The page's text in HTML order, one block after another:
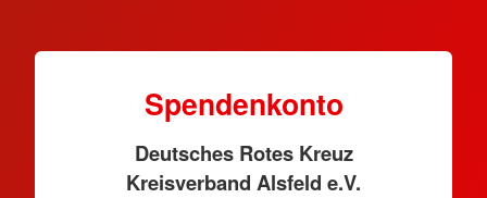
Spendenkonto
Deutsches Rotes Kreuz
Kreisverband Alsfeld e.V.